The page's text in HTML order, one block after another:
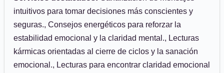
intuitivos para tomar decisiones más conscientes y
seguras., Consejos energéticos para reforzar la
estabilidad emocional y la claridad mental., Lecturas
kármicas orientadas al cierre de ciclos y la sanación
emocional., Lecturas para encontrar claridad emocional